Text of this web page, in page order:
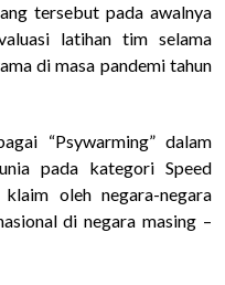
tersebut pada awalnya
latihan tim selama
di masa pandemi tahun
“Psywarming” dalam
pada kategori Speed
oleh negara-negara
di negara masing –